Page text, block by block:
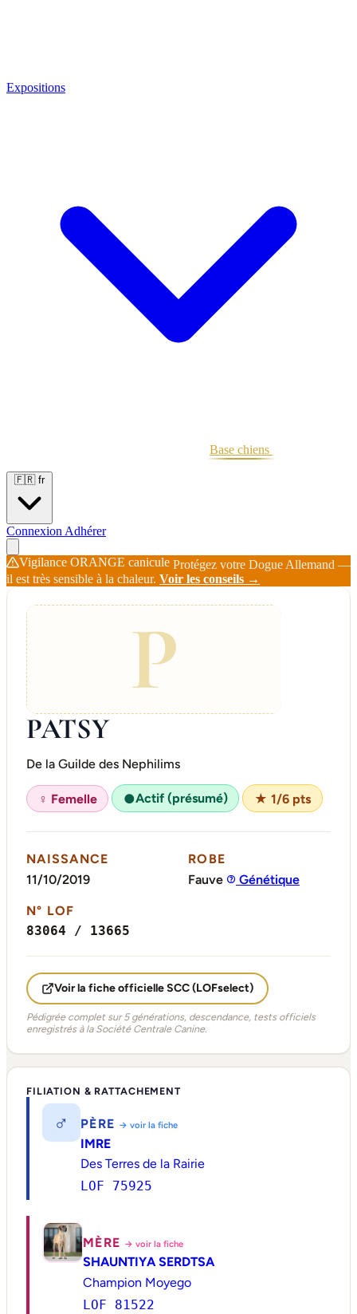
Expositions
Base chiens
🇫🇷 fr
Connexion Adhérer
Vigilance ORANGE canicule Protégez votre Dogue Allemand —
il est très sensible à la chaleur. Voir les conseils →
P
PATSY
De la Guilde des Nephilims
♀ Femelle ●Actif (présumé) ★ 1/6 pts
NAISSANCE
11/10/2019
ROBE
Fauve
Génétique
N° LOF
83064 / 13665
Voir la fiche officielle SCC (LOFselect)
Pédigrée complet sur 5 générations, descendance, tests officiels
enregistrés à la Société Centrale Canine.
FILIATION & RATTACHEMENT
♂ PÈRE → voir la fiche
IMRE
Des Terres de la Rairie
LOF 75925
MÈRE → voir la fiche
SHAUNTIYA SERDTSA
Champion Moyego
LOF 81522